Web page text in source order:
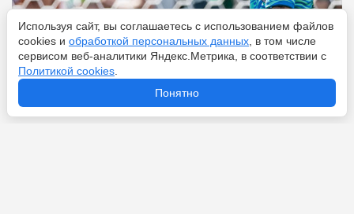
Используя сайт, вы соглашаетесь с использованием файлов
cookies и обработкой персональных данных , в том числе
сервисом веб-аналитики Яндекс.Метрика, в соответствии с
Политикой cookies
Понятно